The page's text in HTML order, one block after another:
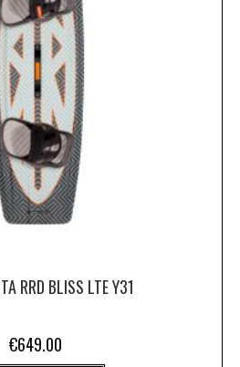
RRD BLISS LTE Y31
€649.00